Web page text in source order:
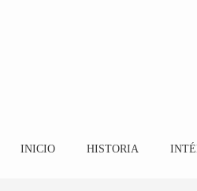
INICIO HISTORIA